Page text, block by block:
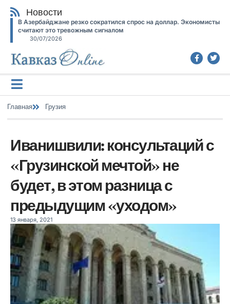
Новости
В Азербайджане резко сократился спрос на доллар. Экономисты
считают это тревожным сигналом
30/07/2026
Главная Грузия
Иванишвили: консультаций с
«Грузинской мечтой» не
будет, в этом разница с
предыдущим «уходом»
13 января, 2021